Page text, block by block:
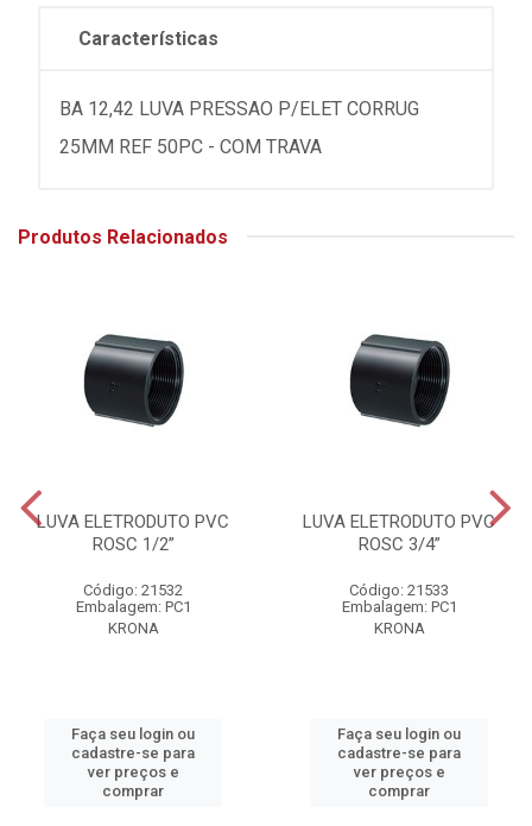
Características
BA 12,42 LUVA PRESSAO P/ELET CORRUG
25MM REF 50PC - COM TRAVA
Produtos Relacionados
LUVA ELETRODUTO PVC
ROSC 1/2”
Código: 21532
Embalagem: PC1
KRONA
Faça seu login ou
cadastre-se para
ver preços e
comprar
LUVA ELETRODUTO PVC
ROSC 3/4”
Código: 21533
Embalagem: PC1
KRONA
Faça seu login ou
cadastre-se para
ver preços e
comprar